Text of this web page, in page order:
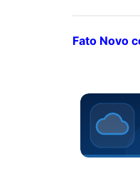
Fato Novo